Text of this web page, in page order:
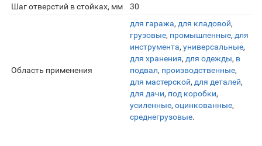
Шаг отверстий в стойках, мм
30
Область применения
для гаража, для кладовой,
грузовые, промышленные, для
инструмента, универсальные,
для хранения, для одежды, в
подвал, производственные,
для мастерской, для деталей,
для дачи, под коробки,
усиленные, оцинкованные,
среднегрузовые.